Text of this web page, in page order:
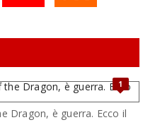
1
Dragon, è guerra. Ecco il